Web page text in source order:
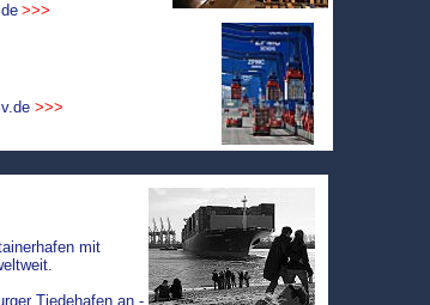
>>>
>>>
mit
Tiedehafen an -